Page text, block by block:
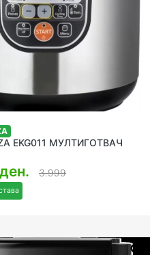
EKG011 МУЛТИГОТВАЧ
3.999